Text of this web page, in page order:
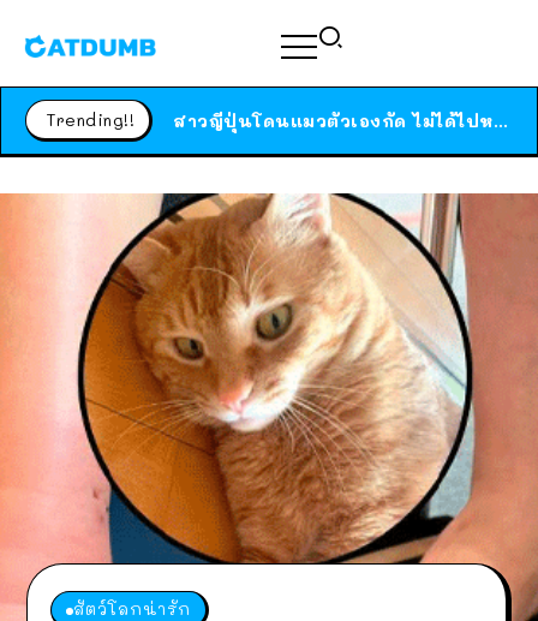
Trending!! ได้เวลาเด็กหนวดรวมตัว RF Online Next เปิดให้เล่นแล้ว เกม Sci-Fi MMORPG ระดับตำนาน เล่นได้ทั้งมือถือและ PC
ไร้หมวดหมู่